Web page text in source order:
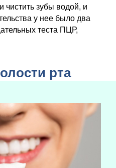
чистить зубы водой, и
у нее было два
теста ПЦР,
рта